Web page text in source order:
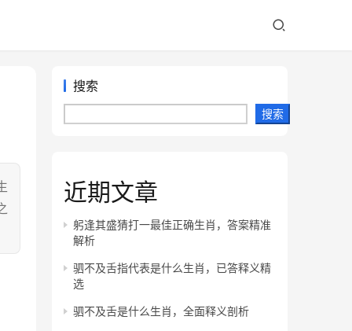
搜索
搜索
近期文章
躬逢其盛猜打一最佳正确生肖，答案精准
解析
驷不及舌指代表是什么生肖，已答释义精
选
驷不及舌是什么生肖，全面释义剖析